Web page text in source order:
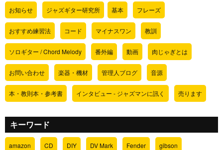
お知らせ ジャズギター研究所 基本 フレーズ
おすすめ練習法 コード マイナスワン 教訓
ソロギター / Chord Melody 番外編 動画 肉じゃぎとは
お問い合わせ 楽器・機材 管理人ブログ 音源
本・教則本・参考書 インタビュー - ジャズマンに訊く 売ります
キーワード
amazon CD DIY DV Mark Fender gibson